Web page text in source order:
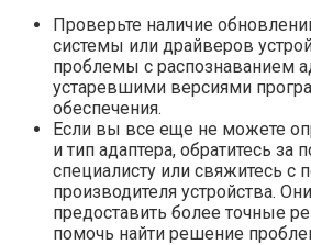
Проверьте наличие
системы или драйверов
проблемы с распознаванием
устаревшими версиями
обеспечения.
Если вы все еще не можете
и тип адаптера, обратитесь
специалисту или свяжитесь с
производителя устройства.
предоставить более точные
помочь найти решение